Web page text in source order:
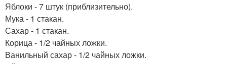
Яблоки - 7 штук (приблизительно).
Мука - 1 стакан.
Сахар - 1 стакан.
Корица - 1/2 чайных ложки.
Ванильный сахар - 1/2 чайных ложки.